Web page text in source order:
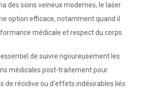
des soins veineux modernes, le laser
option efficace, notamment quand il
médicale et respect du corps.
essentiel de suivre rigoureusement les
médicales post-traitement pour
de récidive ou d’effets indésirables liés